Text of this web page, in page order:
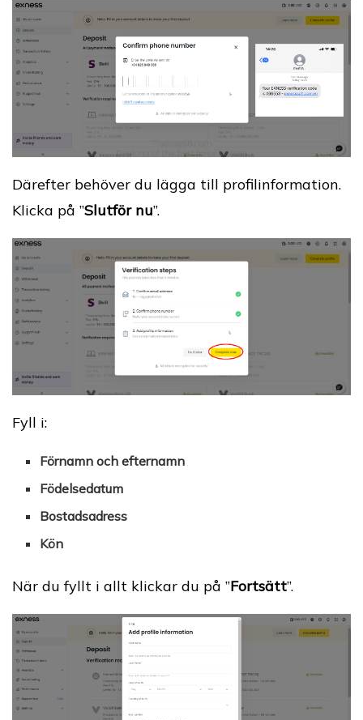
Därefter behöver du lägga till profilinformation.
Klicka på ”Slutför nu”.
Fyll i:
Förnamn och efternamn
Födelsedatum
Bostadsadress
Kön
När du fyllt i allt klickar du på ”Fortsätt”.